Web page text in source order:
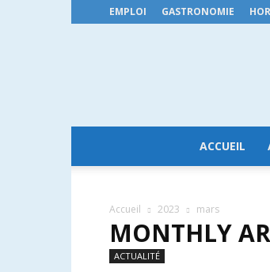
EMPLOI GASTRONOMIE
ACCUEIL
Accueil 2023 mars
MONTHLY
ACTUALITÉ